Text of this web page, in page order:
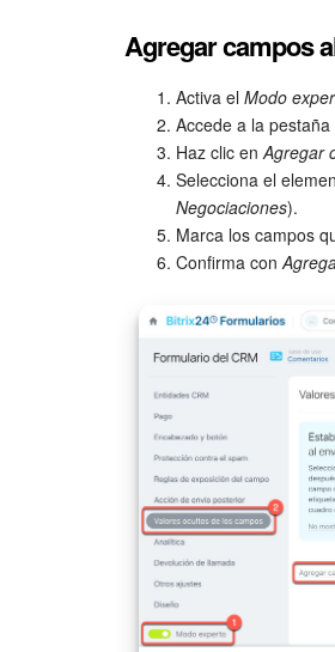
Agregar campos
Activa el Modo
Accede a la pestaña
Haz clic en Agregar
Selecciona el
Negociaciones).
Marca los campos
Confirma con